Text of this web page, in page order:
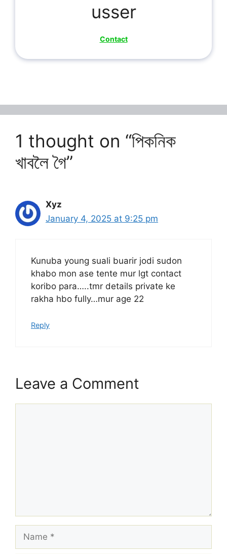
usser
Contact
1 thought on “পিকনিক
খাবলৈ গৈ”
Xyz
January 4, 2025 at 9:25 pm
Kunuba young suali buarir jodi sudon
khabo mon ase tente mur lgt contact
koribo para…..tmr details private ke
rakha hbo fully…mur age 22
Reply
Leave a Comment
Name